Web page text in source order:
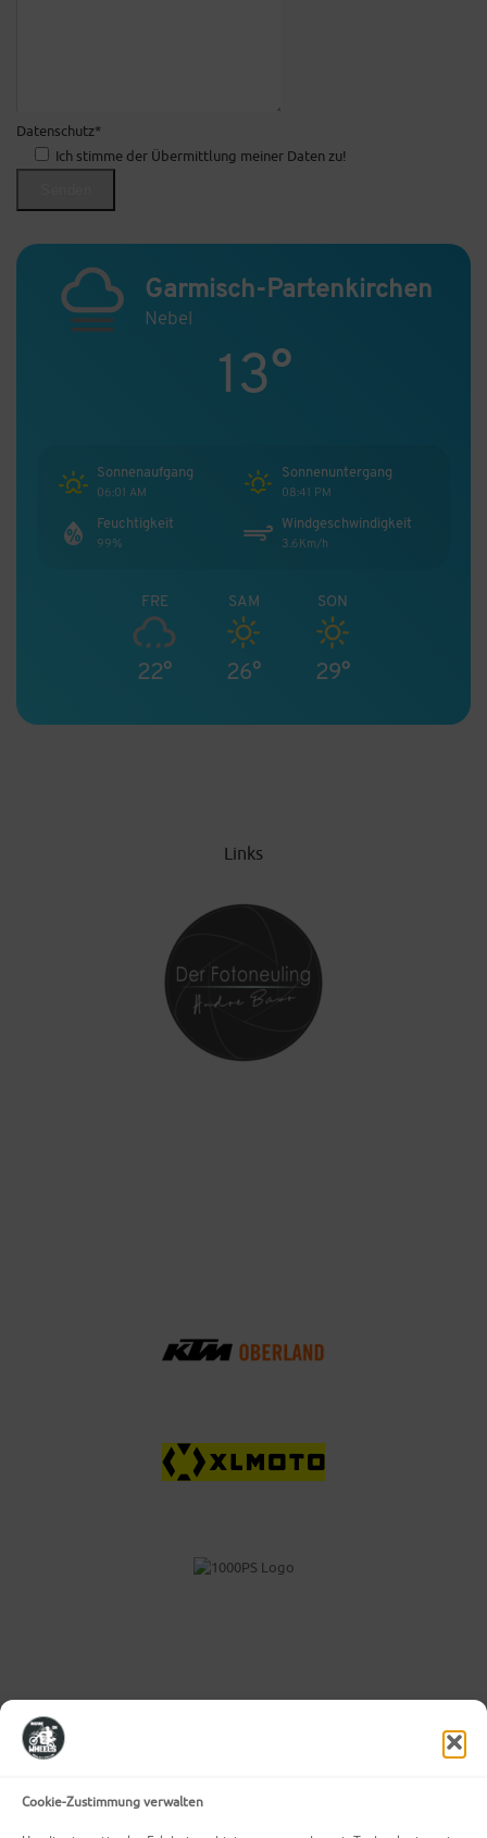
Cookie-Zustimmung verwalten
Datenschutz*
Ich stimme der Übermittlung meiner Daten zu!
Garmisch-Partenkirchen
Nebel
13°
Sonnenaufgang
06:01 AM
Sonnenuntergang
08:41 PM
Feuchtigkeit
99%
Windgeschwindigkeit
3.6Km/h
FRE
22°
SAM
26°
SON
29°
Links